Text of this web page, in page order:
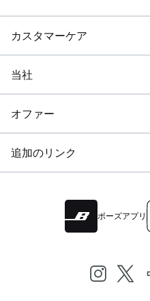
カスタマーケア
当社
オファー
追加のリンク
ボーズアプリ